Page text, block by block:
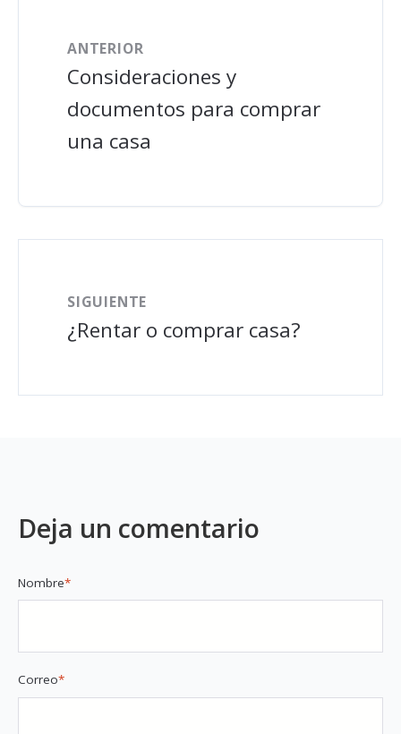
ANTERIOR
Consideraciones y
documentos para comprar
una casa
SIGUIENTE
¿Rentar o comprar casa?
Deja un comentario
Nombre*
Correo*